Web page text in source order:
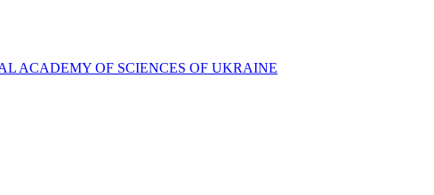
ACADEMY OF SCIENCES OF UKRAINE